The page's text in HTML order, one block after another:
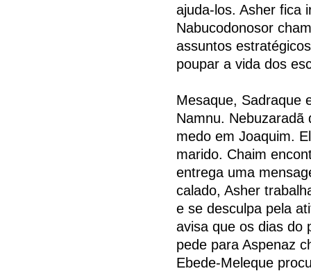
ajuda-los. Asher fica
Nabucodonosor
assuntos
poupar a vida dos
Mesaque, Sadraque
Namnu. Nebuzaradã
medo em Joaquim.
marido. Chaim
entrega uma
calado, Asher
e se desculpa pela
avisa que os dias do
pede para Aspenaz
Ebede-Meleque